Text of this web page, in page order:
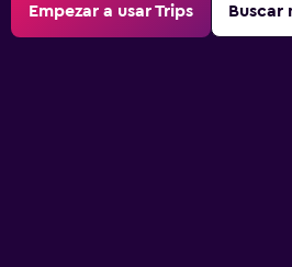
Empezar a usar Trips Buscar